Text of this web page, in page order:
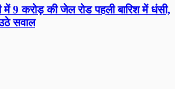
में 9 करोड़ की जेल रोड पहली बारिश में धंसी,
सवाल